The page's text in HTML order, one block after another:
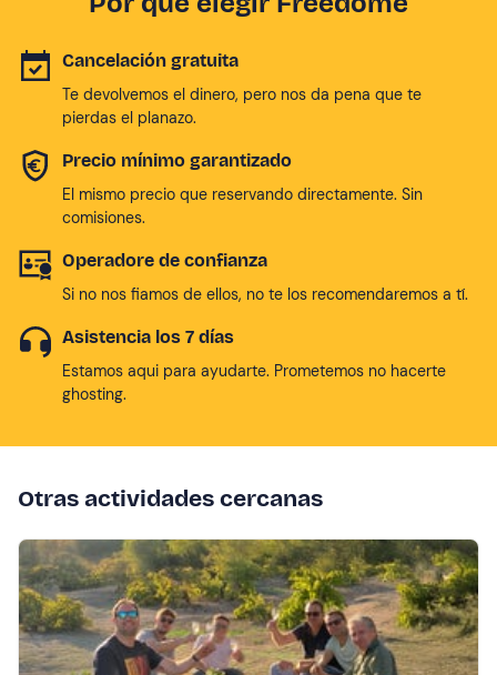
Cancelación gratuita
Te devolvemos el dinero, pero nos da pena que te
pierdas el planazo.
Precio mínimo garantizado
El mismo precio que reservando directamente. Sin
comisiones.
Operadore de confianza
Si no nos fiamos de ellos, no te los recomendaremos a tí.
Asistencia los 7 días
Estamos aqui para ayudarte. Prometemos no hacerte
ghosting.
Otras actividades cercanas